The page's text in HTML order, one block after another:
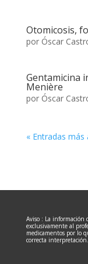
Otomicosis,
por Óscar
Gentamicina
Menière
por Óscar
« Entradas más
Aviso : La información
exclusivamente al
medicamentos por lo
correcta interpretación.